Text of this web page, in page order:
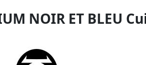
NOIR ET BLEU